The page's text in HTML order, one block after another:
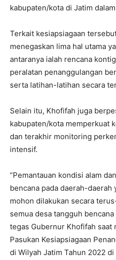
kabupaten/kota di Jatim
Terkait kesiapsiagaan
menegaskan lima hal utama
antaranya ialah rencana
peralatan penanggulangan
serta latihan-latihan secara
Selain itu, Khofifah juga
kabupaten/kota memperkuat
dan terakhir monitoring
intensif.
“Pemantauan kondisi alam
bencana pada daerah-
mohon dilakukan secara
semua desa tangguh
tegas Gubernur Khofifah saat
Pasukan Kesiapsiagaan
di Wilyah Jatim Tahun 2022 di